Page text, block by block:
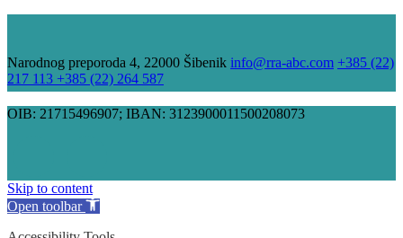
Narodnog preporoda 4, 22000 Šibenik info@rra-abc.com +385 (22)
217 113 +385 (22) 264 587
OIB: 21715496907; IBAN: 3123900011500208073
Skip to content
Open toolbar